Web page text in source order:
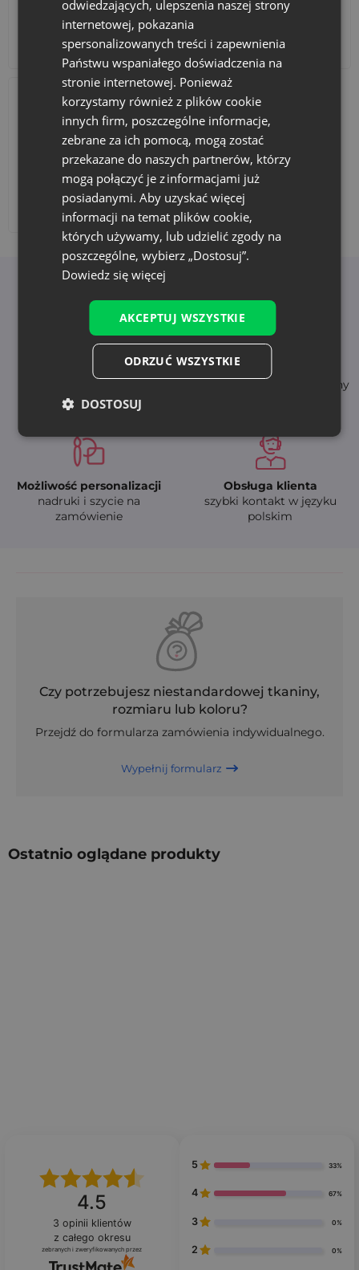
Akcesoria i dekoracje Zestawy
Dodaj nadruk
Natychmiastowa
szybka dostawa (24-48h)
Wysoka jakość
- trwałe i bezpieczne tkaniny
Możliwość personalizacji
nadruki i szycie na
zamówienie
Obsługa klienta
szybki kontakt w języku
polskim
Czy potrzebujesz niestandardowej tkaniny,
rozmiaru lub koloru?
Przejdź do formularza zamówienia indywidualnego.
Wypełnij formularz
Ostatnio oglądane produkty
4.5
3 opinii klientów
z całego okresu
zebranych i zweryfikowanych przez
5 33%
4 67%
3 0%
2 0%
odwiedzających, ulepszenia naszej strony
internetowej, pokazania
spersonalizowanych treści i zapewnienia
Państwu wspaniałego doświadczenia na
stronie internetowej. Ponieważ
korzystamy również z plików cookie
innych firm, poszczególne informacje,
zebrane za ich pomocą, mogą zostać
przekazane do naszych partnerów, którzy
mogą połączyć je z informacjami już
posiadanymi. Aby uzyskać więcej
informacji na temat plików cookie,
których używamy, lub udzielić zgody na
poszczególne, wybierz „Dostosuj”.
Dowiedz się więcej
AKCEPTUJ WSZYSTKIE
ODRZUĆ WSZYSTKIE
DOSTOSUJ